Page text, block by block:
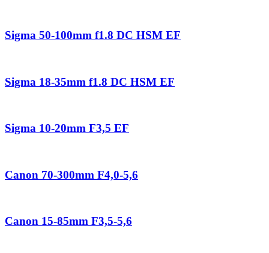
Sigma 50-100mm f1.8 DC HSM EF
Sigma 18-35mm f1.8 DC HSM EF
Sigma 10-20mm F3,5 EF
Canon 70-300mm F4,0-5,6
Canon 15-85mm F3,5-5,6